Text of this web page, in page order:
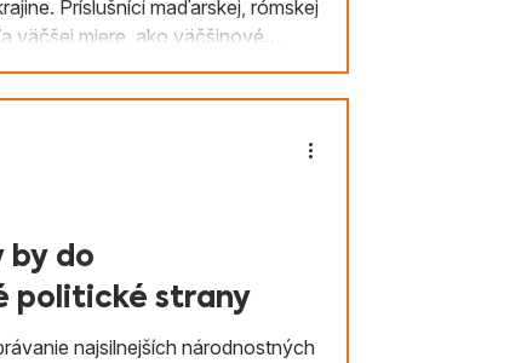
väčšej miere, ako väčšinové
dáta, nakoľko hlasovanie je
Inštitútu Mateja Bela
by do
politické strany
najsilnejších národnostných